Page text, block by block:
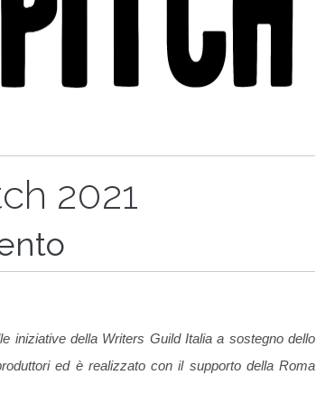
2021
iniziative della Writers Guild Italia a sostegno dello
ed è realizzato con il supporto della Roma